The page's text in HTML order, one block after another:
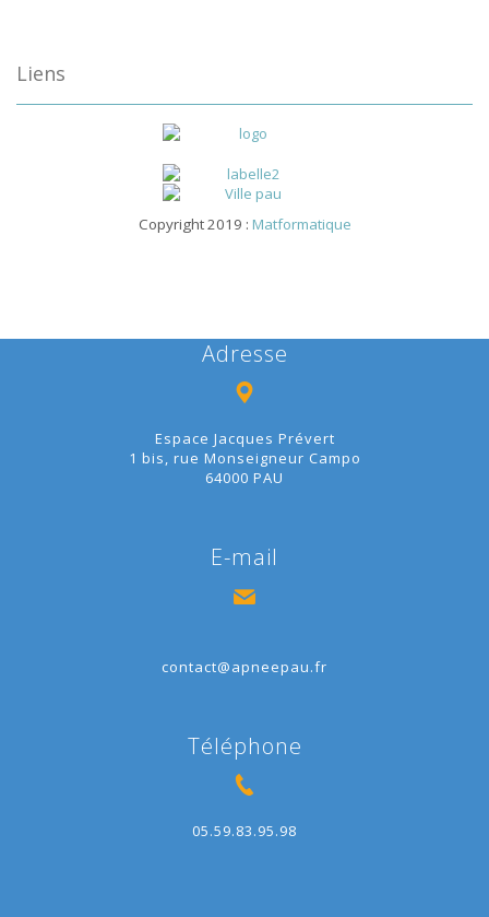
Liens
Copyright 2019 : Matformatique
Adresse
Espace Jacques Prévert
1 bis, rue Monseigneur Campo
64000 PAU
E-mail
contact@apneepau.fr
Téléphone
05.59.83.95.98